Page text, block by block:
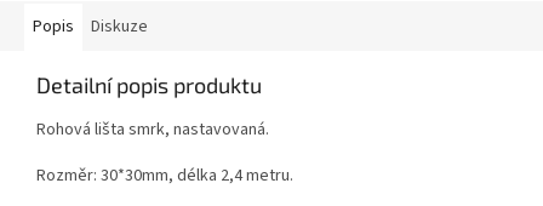
Popis Diskuze
Detailní popis produktu
Rohová lišta smrk, nastavovaná.
Rozměr: 30*30mm, délka 2,4 metru.